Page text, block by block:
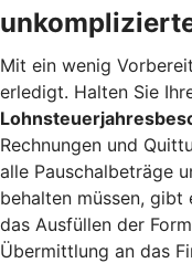
Mit ein wenig
erledigt. Halten Sie
Rechnungen und
alle Pauschalbeträge
behalten müssen, gibt
das Ausfüllen der
Übermittlung an das